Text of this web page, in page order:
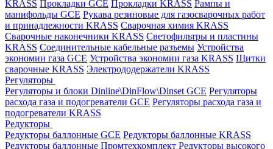
KRASS Прокладки GCE Прокладки KRASS Рампы и
манифольды GCE Рукава резиновые для газосварочных работ
и принадлежности KRASS Сварочная химия KRASS
Сварочные наконечники KRASS Светофильтры и пластины
KRASS Соединительные кабельные разъемы Устройства
экономии газа GCE Устройства экономии газа KRASS Щитки
сварочные KRASS Электрододержатели KRASS
Регуляторы
Регуляторы и блоки Dinline\DinFlow\Dinset GCE Регуляторы
расхода газа и подогреватели GCE Регуляторы расхода газа и
подогреватели KRASS
Редукторы
Редукторы баллонные GCE Редукторы баллонные KRASS
Редукторы баллонные Промтехкомплект Редукторы высокого